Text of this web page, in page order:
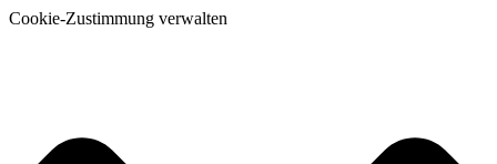
Cookie-Zustimmung verwalten